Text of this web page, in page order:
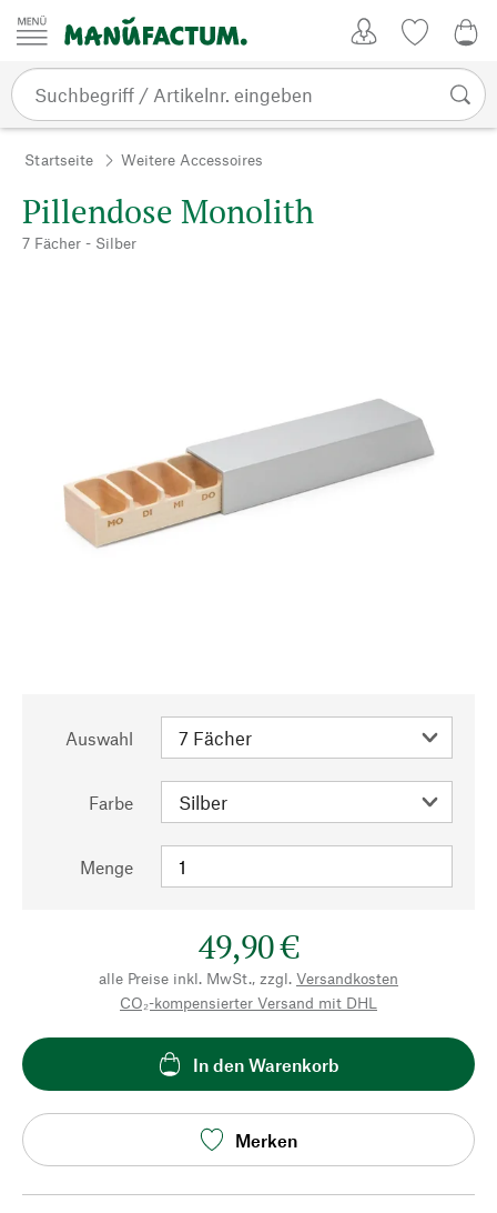
Zum Inhalt springen
Startseite Weitere Accessoires
Pillendose Monolith
7 Fächer - Silber
Auswahl
Farbe
Menge
49,90 €
alle Preise inkl. MwSt., zzgl. Versandkosten
CO₂-kompensierter Versand mit DHL
In den Warenkorb
Merken